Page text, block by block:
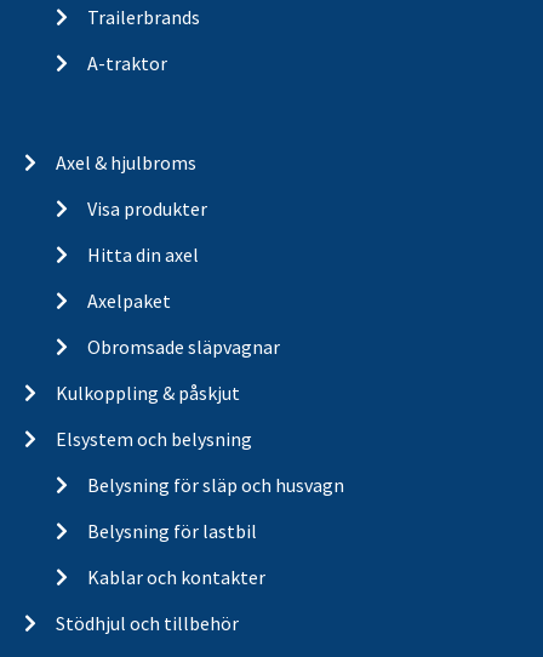
Trailerbrands
A-traktor
Axel & hjulbroms
Visa produkter
Hitta din axel
Axelpaket
Obromsade släpvagnar
Kulkoppling & påskjut
Elsystem och belysning
Belysning för släp och husvagn
Belysning för lastbil
Kablar och kontakter
Stödhjul och tillbehör